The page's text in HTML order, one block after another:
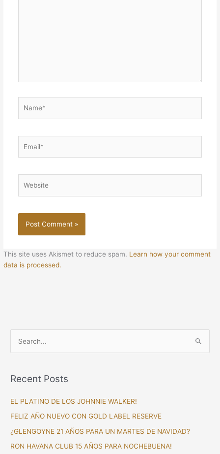
This site uses Akismet to reduce spam. Learn how your comment
data is processed.
r
o
r
Recent Posts
EL PLATINO DE LOS JOHNNIE WALKER!
FELIZ AÑO NUEVO CON GOLD LABEL RESERVE
¿GLENGOYNE 21 AÑOS PARA UN MARTES DE NAVIDAD?
RON HAVANA CLUB 15 AÑOS PARA NOCHEBUENA!